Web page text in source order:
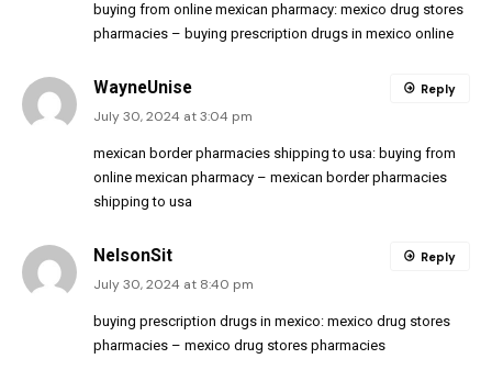
buying from online mexican pharmacy: mexico drug stores
pharmacies – buying prescription drugs in mexico online
WayneUnise
July 30, 2024 at 3:04 pm
mexican border pharmacies shipping to usa: buying from
online mexican pharmacy – mexican border pharmacies
shipping to usa
Reply
NelsonSit
July 30, 2024 at 8:40 pm
buying prescription drugs in mexico: mexico drug stores
pharmacies – mexico drug stores pharmacies
Reply